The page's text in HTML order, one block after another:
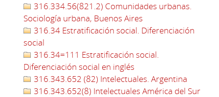
316.334.56(821.2) Comunidades urbanas.
Sociología urbana, Buenos Aires
316.34 Estratificación social. Diferenciación
social
316.34=111 Estratificación social.
Diferenciación social en inglés
316.343.652 (82) Intelectuales. Argentina
316.343.652(8) Intelectuales América del Sur